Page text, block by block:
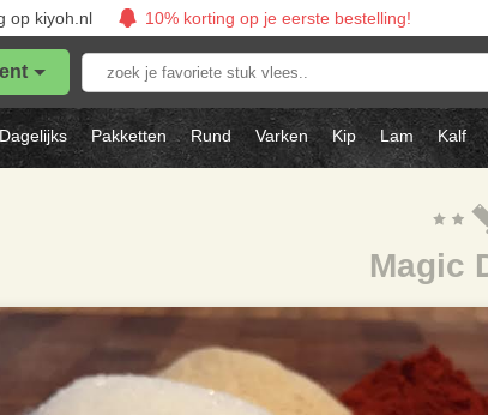
op kiyoh.nl 10% korting op je eerste bestelling!
Zoek
je
favoriete
stuk
vlees..
Dagelijks Pakketten Rund Varken Kip Lam Kalf
Magic